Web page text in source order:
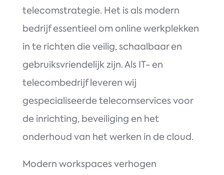
telecomstrategie. Het is als modern
bedrijf essentieel om online werkplekken
in te richten die veilig, schaalbaar en
gebruiksvriendelijk zijn. Als IT- en
telecombedrijf leveren wij
gespecialiseerde telecomservices voor
de inrichting, beveiliging en het
onderhoud van het werken in de cloud.
Modern workspaces verhogen